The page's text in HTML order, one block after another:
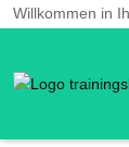
Willkommen in